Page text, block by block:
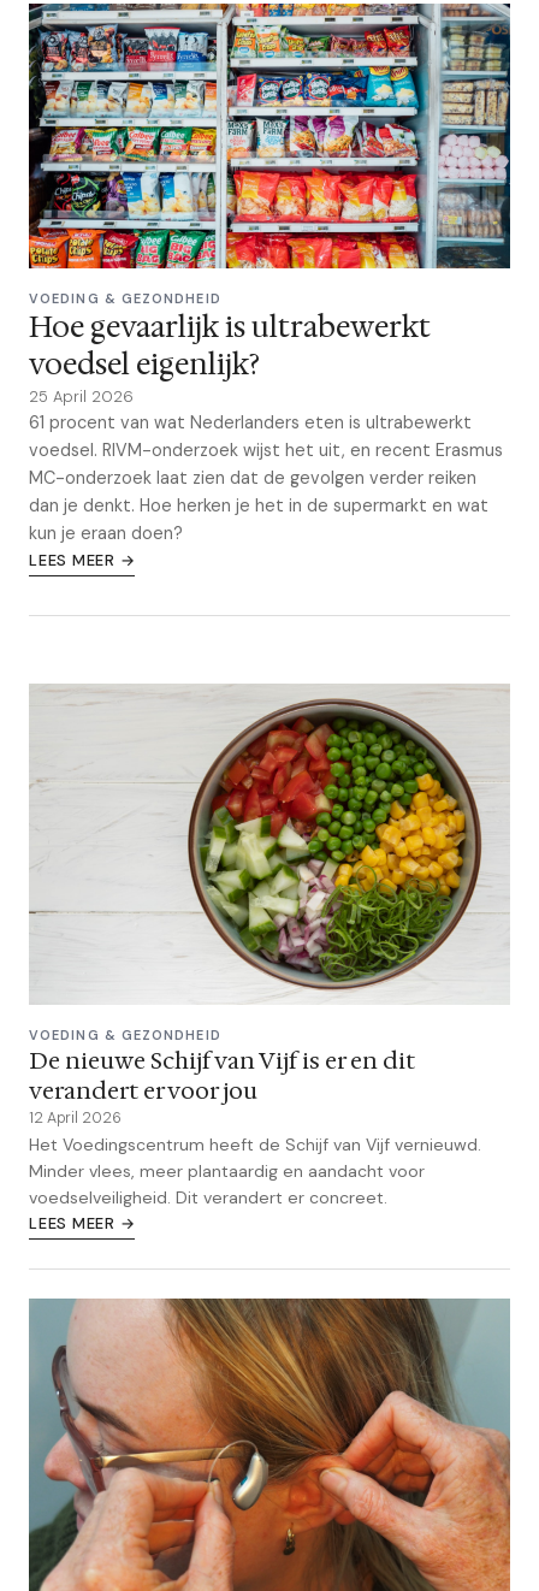
VOEDING & GEZONDHEID
Hoe gevaarlijk is ultrabewerkt
voedsel eigenlijk?
25 April 2026
61 procent van wat Nederlanders eten is ultrabewerkt
voedsel. RIVM-onderzoek wijst het uit, en recent Erasmus
MC-onderzoek laat zien dat de gevolgen verder reiken
dan je denkt. Hoe herken je het in de supermarkt en wat
kun je eraan doen?
LEES MEER →
VOEDING & GEZONDHEID
De nieuwe Schijf van Vijf is er en dit
verandert er voor jou
12 April 2026
Het Voedingscentrum heeft de Schijf van Vijf vernieuwd.
Minder vlees, meer plantaardig en aandacht voor
voedselveiligheid. Dit verandert er concreet.
LEES MEER →